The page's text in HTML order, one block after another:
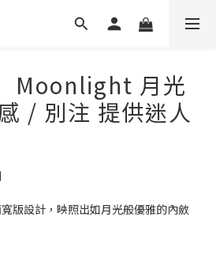
Moonlight 月光
/ 別注 提供迷人
版設計，映照出如月光般優雅的內斂